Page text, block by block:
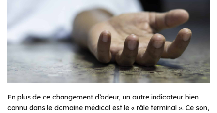
En plus de ce changement d’odeur, un autre indicateur bien
connu dans le domaine médical est le « râle terminal ». Ce son,